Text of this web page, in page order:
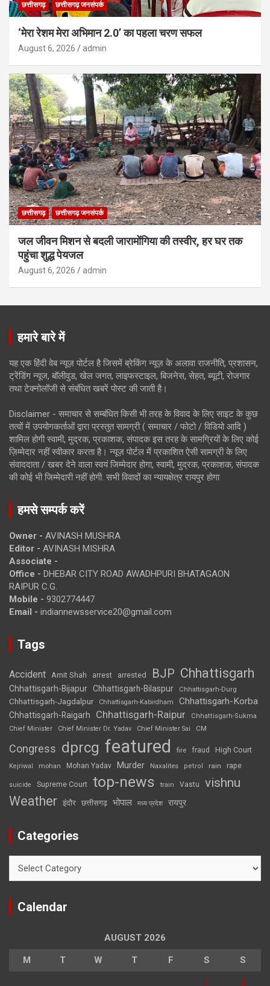
छत्तीसगढ़ छत्तीसगढ़ जनसंपर्क
‘मेरा रेशम मेरा अभिमान 2.0’ का पहला चरण सफल
August 6, 2026 admin
छत्तीसगढ़ छत्तीसगढ़ जनसंपर्क
जल जीवन मिशन से बदली जारामोंगिया की तस्वीर, हर घर तक
पहुंचा शुद्ध पेयजल
August 6, 2026 admin
हमारे बारे में
यह एक हिंदी वेब न्यूज़ पोर्टल है जिसमें ब्रेकिंग न्यूज़ के अलावा राजनीति, प्रशासन,
ट्रेंडिंग न्यूज, बॉलीवुड, खेल जगत, लाइफस्टाइल, बिजनेस, सेहत, ब्यूटी, रोजगार
तथा टेक्नोलॉजी से संबंधित खबरें पोस्ट की जाती है।
Disclaimer - समाचार से सम्बंधित किसी भी तरह के विवाद के लिए साइट के कुछ
तत्वों में उपयोगकर्ताओं द्वारा प्रस्तुत सामग्री ( समाचार / फोटो / विडियो आदि )
शामिल होगी स्वामी, मुद्रक, प्रकाशक, संपादक इस तरह के सामग्रियों के लिए कोई
ज़िम्मेदार नहीं स्वीकार करता है। न्यूज़ पोर्टल में प्रकाशित ऐसी सामग्री के लिए
संवाददाता / खबर देने वाला स्वयं जिम्मेदार होगा, स्वामी, मुद्रक, प्रकाशक, संपादक
की कोई भी जिम्मेदारी नहीं होगी. सभी विवादों का न्यायक्षेत्र रायपुर होगा
हमसे सम्पर्क करें
Owner - AVINASH MUSHRA
Editor - AVINASH MISHRA
Associate -
Office - DHEBAR CITY ROAD AWADHPURI BHATAGAON
RAIPUR C.G.
Mobile - 9302774447
Email - indiannewsservice20@gmail.com
Tags
Accident Amit Shah arrest arrested BJP Chhattisgarh
Chhattisgarh-Bijapur Chhattisgarh-Bilaspur Chhattisgarh-Durg
Chhattisgarh-Jagdalpur Chhattisgarh-Kabirdham Chhattisgarh-Korba
Chhattisgarh-Raigarh Chhattisgarh-Raipur
Chhattisgarh-Sukma
Chief Minister
Chief Minister Dr. Yadav Chief Minister Sai CM
Congress dprcg featured fire fraud High Court
Kejriwal mohan Mohan Yadav Murder Naxalites petrol rain rape
suicide Supreme Court top-news train Vastu vishnu
Weather इंदौर छत्तीसगढ़ भोपाल मध्य प्रदेश रायपुर
Categories
Calendar
AUGUST 2026
M T W T F S S
1 2